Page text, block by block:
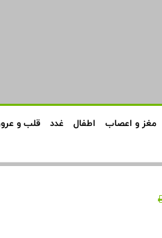
مغز و اعصاب اطفال غدد قلب و